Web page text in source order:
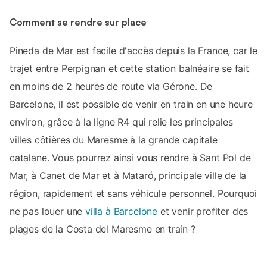
Comment se rendre sur place
Pineda de Mar est facile d'accès depuis la France, car le
trajet entre Perpignan et cette station balnéaire se fait
en moins de 2 heures de route via Gérone. De
Barcelone, il est possible de venir en train en une heure
environ, grâce à la ligne R4 qui relie les principales
villes côtières du Maresme à la grande capitale
catalane. Vous pourrez ainsi vous rendre à Sant Pol de
Mar, à Canet de Mar et à Mataró, principale ville de la
région, rapidement et sans véhicule personnel. Pourquoi
ne pas louer unevilla à Barcelone et venir profiter des
plages de la Costa del Maresme en train ?